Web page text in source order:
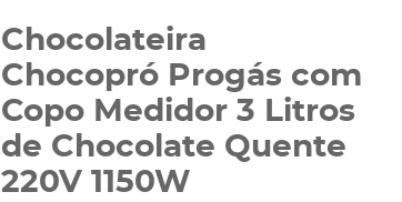
Chocolateira
Chocopró Progás com
Copo Medidor 3 Litros
de Chocolate Quente
220V 1150W